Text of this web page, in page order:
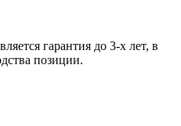
гарантия до 3-х лет, в
позиции.